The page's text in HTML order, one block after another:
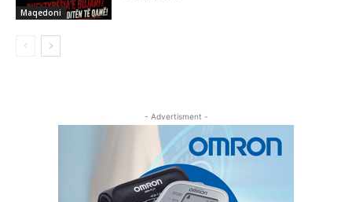
Maqedoni
- Advertisment -